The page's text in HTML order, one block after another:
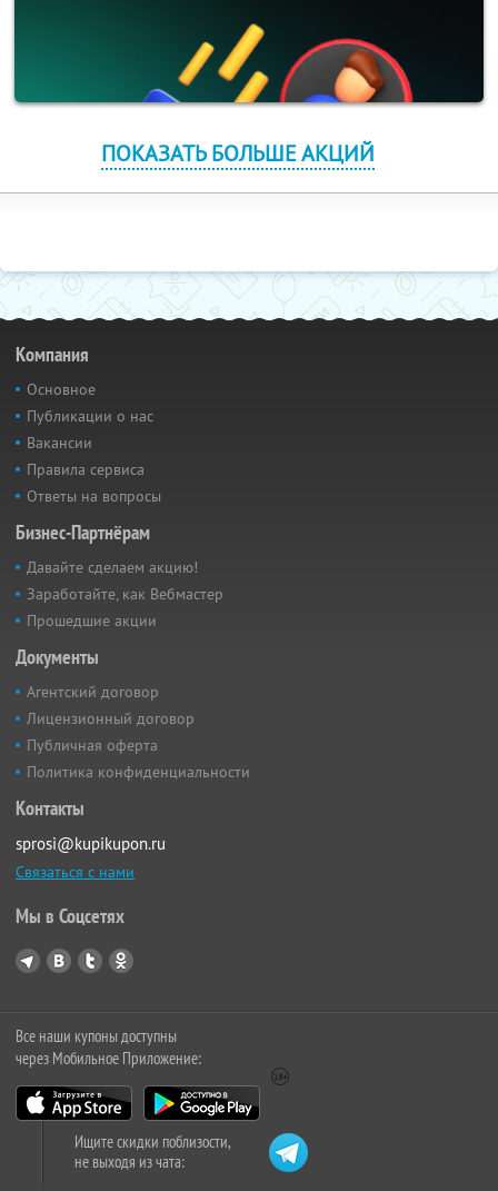
ПОКАЗАТЬ БОЛЬШЕ АКЦИЙ
Компания
Основное
Публикации о нас
Вакансии
Правила сервиса
Ответы на вопросы
Бизнес-Партнёрам
Давайте сделаем акцию!
Заработайте, как Вебмастер
Прошедшие акции
Документы
Агентский договор
Лицензионный договор
Публичная оферта
Политика конфиденциальности
Контакты
sprosi@kupikupon.ru
Связаться с нами
Мы в Соцсетях
Все наши купоны доступны
через Мобильное Приложение:
Ищите скидки поблизости,
не выходя из чата: